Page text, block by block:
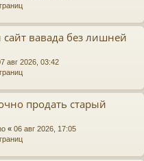
вавада без лишней
авг 2026, 03:42
продать старый
« 06 авг 2026, 17:05